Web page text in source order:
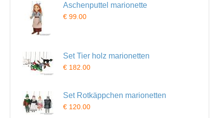
Aschenputtel marionette
€ 99.00
Set Tier holz marionetten
€ 182.00
Set Rotkäppchen marionetten
€ 120.00